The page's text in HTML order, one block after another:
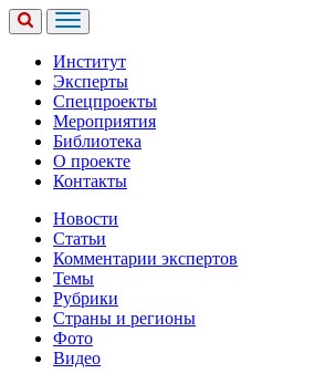
Институт
Эксперты
Спецпроекты
Мероприятия
Библиотека
О проекте
Контакты
Новости
Статьи
Комментарии экспертов
Темы
Рубрики
Страны и регионы
Фото
Видео